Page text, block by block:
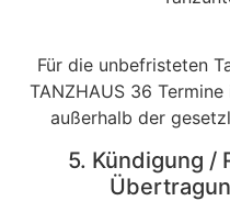
Für die unbefristeten
TANZHAUS 36
außerhalb der
5. Kündigung /